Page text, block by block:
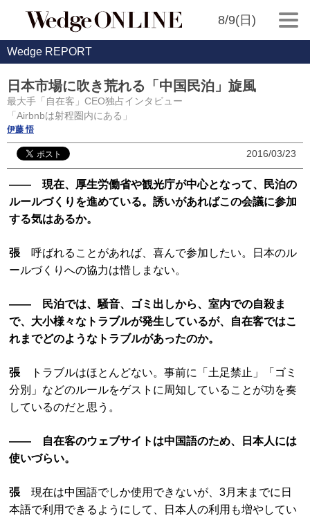
8/9(日)
Wedge REPORT
日本市場に吹き荒れる「中国民泊」旋風
最大手「自在客」CEO独占インタビュー
「Airbnbは射程圏内にある」
伊藤 悟
2016/03/23
―― 現在、厚生労働省や観光庁が中心となって、民泊の
ルールづくりを進めている。誘いがあればこの会議に参加
する気はあるか。
張 呼ばれることがあれば、喜んで参加したい。日本のル
ールづくりへの協力は惜しまない。
―― 民泊では、騒音、ゴミ出しから、室内での自殺ま
で、大小様々なトラブルが発生しているが、自在客ではこ
れまでどのようなトラブルがあったのか。
張 トラブルはほとんどない。事前に「土足禁止」「ゴミ
分別」などのルールをゲストに周知していることが功を奏
しているのだと思う。
―― 自在客のウェブサイトは中国語のため、日本人には
使いづらい。
張 現在は中国語でしか使用できないが、3月末までに日
本語で利用できるようにして、日本人の利用も増やしてい